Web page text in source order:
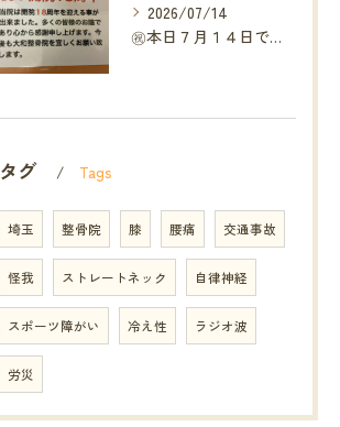
2026/07/14
㊗️本日７月１４日で当院は開院１８周年となりました🎉
タグ Tags
埼玉 整骨院 膝 腰痛 交通事故
怪我 ストレートネック 自律神経
スポーツ障がい 冷え性 ラジオ波
労災